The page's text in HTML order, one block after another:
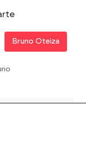
Bruno Oteiza